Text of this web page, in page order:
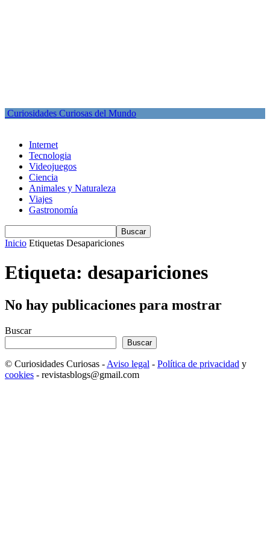
Curiosidades Curiosas del Mundo
Internet
Tecnologia
Videojuegos
Ciencia
Animales y Naturaleza
Viajes
Gastronomía
Inicio Etiquetas Desapariciones
Etiqueta: desapariciones
No hay publicaciones para mostrar
Buscar
Buscar
© Curiosidades Curiosas - Aviso legal - Política de privacidad y
cookies - revistasblogs@gmail.com